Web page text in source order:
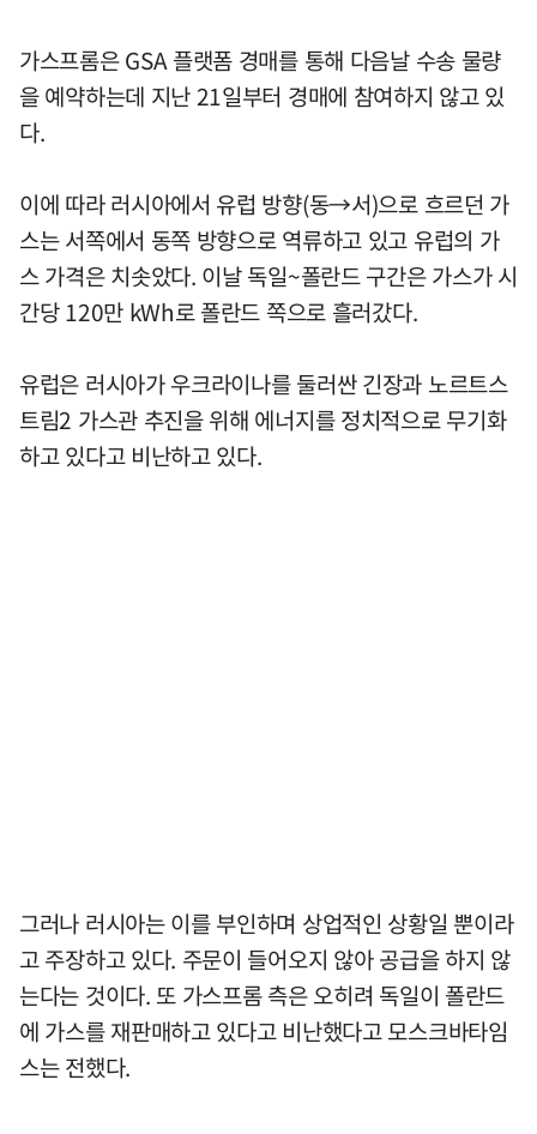
가스프롬은 GSA 플랫폼 경매를 통해 다음날 수송 물량
을 예약하는데 지난 21일부터 경매에 참여하지 않고 있
다.
이에 따라 러시아에서 유럽 방향(동→서)으로 흐르던 가
스는 서쪽에서 동쪽 방향으로 역류하고 있고 유럽의 가
스 가격은 치솟았다. 이날 독일~폴란드 구간은 가스가 시
간당 120만 kWh로 폴란드 쪽으로 흘러갔다.
유럽은 러시아가 우크라이나를 둘러싼 긴장과 노르트스
트림2 가스관 추진을 위해 에너지를 정치적으로 무기화
하고 있다고 비난하고 있다.
그러나 러시아는 이를 부인하며 상업적인 상황일 뿐이라
고 주장하고 있다. 주문이 들어오지 않아 공급을 하지 않
는다는 것이다. 또 가스프롬 측은 오히려 독일이 폴란드
에 가스를 재판매하고 있다고 비난했다고 모스크바타임
스는 전했다.